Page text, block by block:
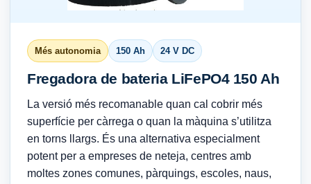
Més autonomia 150 Ah 24 V DC
Fregadora de bateria LiFePO4 150 Ah
La versió més recomanable quan cal cobrir més
superfície per càrrega o quan la màquina s’utilitza
en torns llargs. És una alternativa especialment
potent per a empreses de neteja, centres amb
moltes zones comunes, pàrquings, escoles, naus,